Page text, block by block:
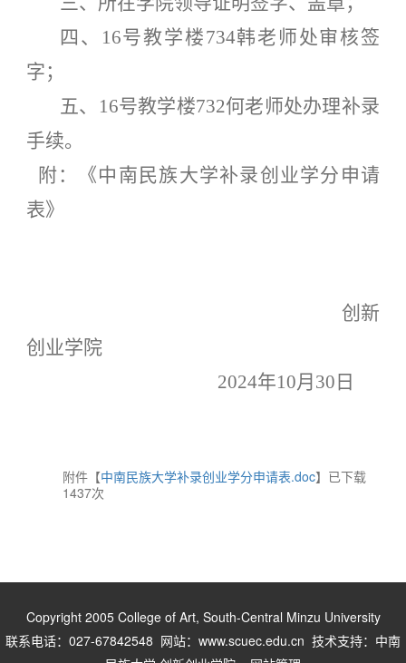
四、
16号教学楼734韩老师处审核签
字；
五、
16号教学楼732何老师处办理补录
手续。
附：《中南民族大学补录创业学分申请
表》
创新
创业学院
2024年10月 30 日
附件【中南民族大学补录创业学分申请表.doc】已下载
1437次
Copyright 2005 College of Art, South-Central Minzu University
联系电话：027-67842548 网站：www.scuec.edu.cn 技术支持：中南